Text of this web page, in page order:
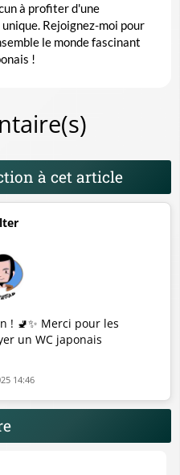
à profiter d'une
Rejoignez-moi pour
le monde fascinant
!
à cet article
! 🚽✨ Merci pour les
un WC japonais
14:46